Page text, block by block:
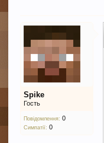
Spike
Гость
Повідомлення: 0
Симпатії: 0